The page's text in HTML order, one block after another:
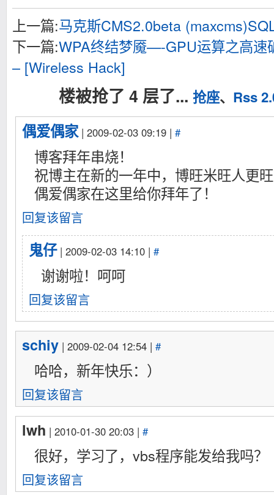
上一篇:马克斯CMS2.0beta
下一篇:WPA终结梦魇—-GPU运算之高速
– [Wireless Hack]
楼被抢了 4 层了... 抢座、 Rss
偶爱偶家| 2009-02-03 09:19 | #
博客拜年串烧！
祝博主在新的一年中，博旺米旺人更
偶爱偶家在这里给你拜年了！
回复该留言
鬼仔| 2009-02-03 14:10 | #
谢谢啦！呵呵
回复该留言
schiy | 2009-02-04 12:54 | #
哈哈，新年快乐：）
回复该留言
lwh | 2010-01-30 20:03 | #
很好，学习了，vbs程序能发给我吗？
回复该留言